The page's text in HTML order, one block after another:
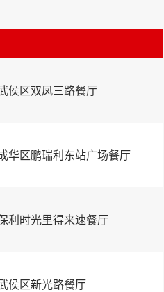
侯区双凤三路餐厅
华区鹏瑞利东站广场餐厅
利时光里得来速餐厅
侯区新光路餐厅